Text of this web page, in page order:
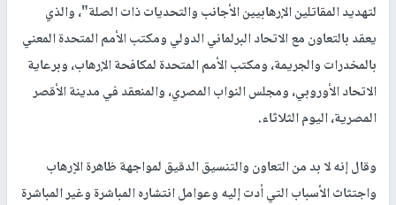
لتهديد المقاتلين الإرهابيين الأجانب والتحديات ذات الصلة"، والذي
يعقد بالتعاون مع الاتحاد البرلماني الدولي ومكتب الأمم المتحدة المعني
بالمخدرات والجريمة، ومكتب الأمم المتحدة لمكافحة الإرهاب، وبرعاية
الاتحاد الأوروبي، ومجلس النواب المصري، والمنعقد في مدينة الأقصر
المصرية، اليوم الثلاثاء.
وقال إنه لا بد من التعاون والتنسيق الدقيق لمواجهة ظاهرة الاٍرهاب
واجتثاث الأسباب التي أدت إليه وعوامل انتشاره المباشرة وغير المباشرة